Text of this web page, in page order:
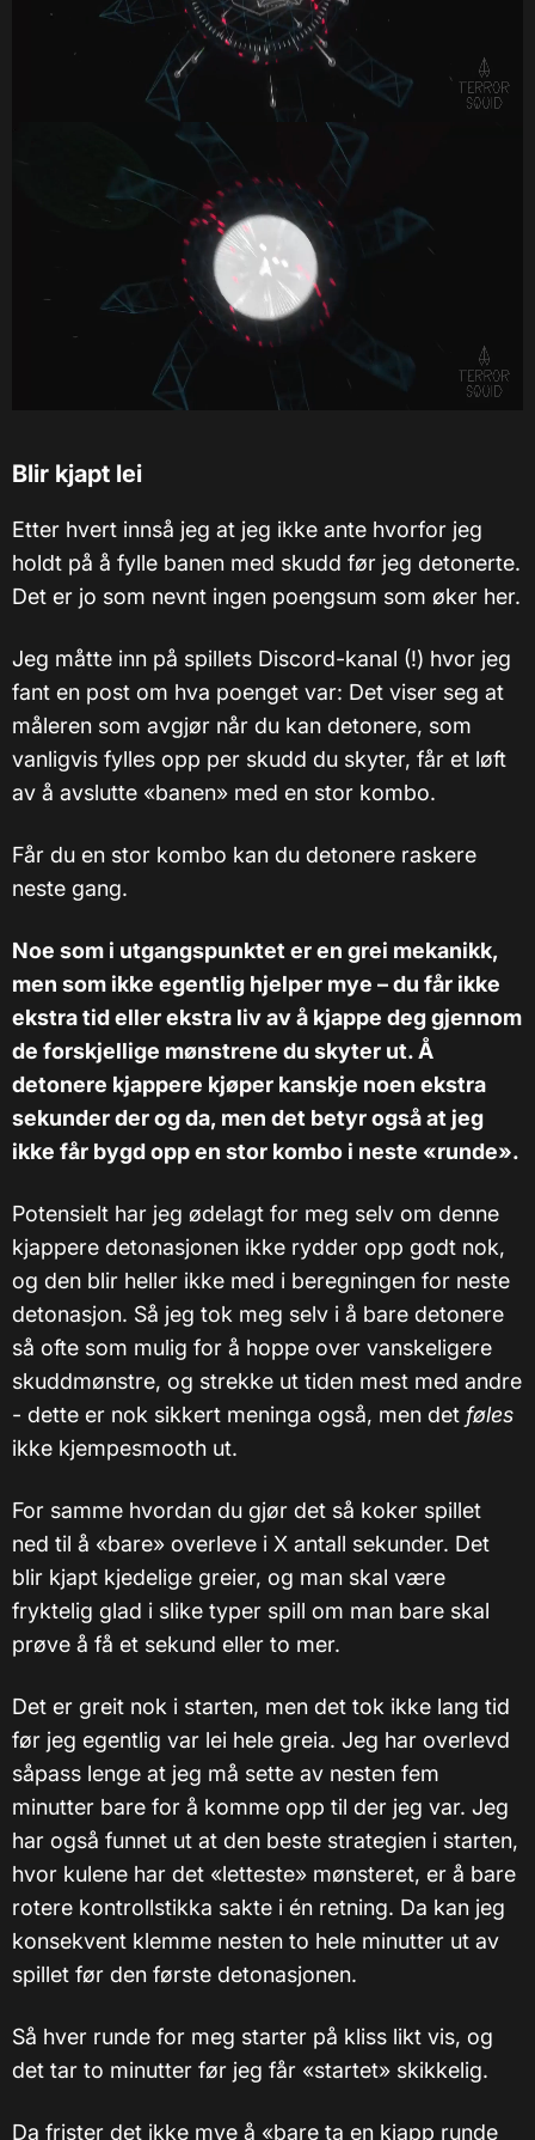
Blir kjapt lei
Etter hvert innså jeg at jeg ikke ante hvorfor jeg
holdt på å fylle banen med skudd før jeg detonerte.
Det er jo som nevnt ingen poengsum som øker her.
Jeg måtte inn på spillets Discord-kanal (!) hvor jeg
fant en post om hva poenget var: Det viser seg at
måleren som avgjør når du kan detonere, som
vanligvis fylles opp per skudd du skyter, får et løft
av å avslutte «banen» med en stor kombo.
Får du en stor kombo kan du detonere raskere
neste gang.
Noe som i utgangspunktet er en grei mekanikk,
men som ikke egentlig hjelper mye – du får ikke
ekstra tid eller ekstra liv av å kjappe deg gjennom
de forskjellige mønstrene du skyter ut. Å
detonere kjappere kjøper kanskje noen ekstra
sekunder der og da, men det betyr også at jeg
ikke får bygd opp en stor kombo i neste «runde».
Potensielt har jeg ødelagt for meg selv om denne
kjappere detonasjonen ikke rydder opp godt nok,
og den blir heller ikke med i beregningen for neste
detonasjon. Så jeg tok meg selv i å bare detonere
så ofte som mulig for å hoppe over vanskeligere
skuddmønstre, og strekke ut tiden mest med andre
- dette er nok sikkert meninga også, men det føles
ikke kjempesmooth ut.
For samme hvordan du gjør det så koker spillet
ned til å «bare» overleve i X antall sekunder. Det
blir kjapt kjedelige greier, og man skal være
fryktelig glad i slike typer spill om man bare skal
prøve å få et sekund eller to mer.
Det er greit nok i starten, men det tok ikke lang tid
før jeg egentlig var lei hele greia. Jeg har overlevd
såpass lenge at jeg må sette av nesten fem
minutter bare for å komme opp til der jeg var. Jeg
har også funnet ut at den beste strategien i starten,
hvor kulene har det «letteste» mønsteret, er å bare
rotere kontrollstikka sakte i én retning. Da kan jeg
konsekvent klemme nesten to hele minutter ut av
spillet før den første detonasjonen.
Så hver runde for meg starter på kliss likt vis, og
det tar to minutter før jeg får «startet» skikkelig.
Da frister det ikke mye å «bare ta en kjapp runde